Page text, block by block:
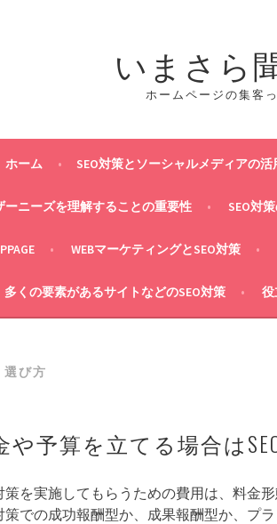
いまさら
ホームページの集客
ホーム SEO対策とソーシャルメディアの活
ーニーズを理解することの重要性 SEO対
WEBマーケティングとSEO対策
多くの要素があるサイトなどのSEO対策 役
選び方
や予算を立てる場合は
策を実施してもらうための費用は、料金
策での成功報酬型か、成果報酬型か、プ